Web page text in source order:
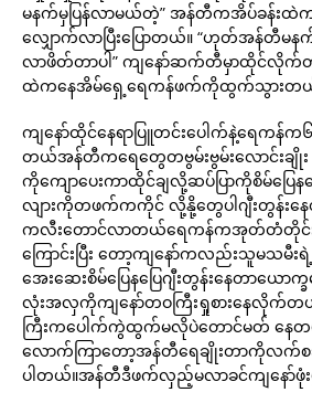
မနက်မှပြန်လာမယ်တဲ့” အန်တီကအိပ်ခန်းထဲ
လျှောက်လာပြီးပြောတယ်။ “ဟုတ်အန်တီ
လာဖိတ်တာပါ” ကျနော်ဆက်တီမှာထိုင်လိုက်
ထဲကနေအိမ်ရှေ့ရေကန်ဖက်ကိုထွက်သွားတ
ကျနော်ထိုင်နေရာပြူတင်းပေါက်နဲ့ရေကန်
တယ်အန်တီကရေတွေတဗွမ်းဗွမ်းလောင်းချိုး
ကိုကျောပေးကာထိုင်ချလို့ဆပ်ပြာကိုစိမ်ပြေန
လျားကိုတဖက်ကကိုင် လို့နို့တွေပါဂျီးတွန်းနေ
ကလီးတောင်လာတယ်ရေကန်ကအုတ်တံတိုင်းနဲ့
ကြောင်းပြီး တော့ကျနော်ကလည်းသူမသမီ
အေးဆေးစိမ်ပြေနပြေဂျီးတွန်းနေတာယေ
လုံးအလှကိုကျနော်တဝကြီးရှုစားနေလိုက်တ
ကြီးကပေါက်ကွဲထွက်မလိုပဲတောင်မတ် နေတယ်
လောက်ကြာတော့အန်တီရေချိုးတာကိုလက်
ပါတယ်။အန်တီဒီဖက်လှည့်မလာခင်ကျနော်